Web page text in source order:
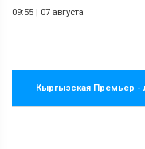
09:55 | 07 августа
Кыргызская Премьер -